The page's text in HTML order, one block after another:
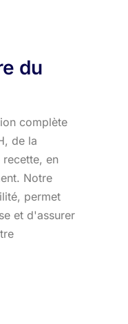
du
complète
de la
en
Notre
permet
et d'assurer